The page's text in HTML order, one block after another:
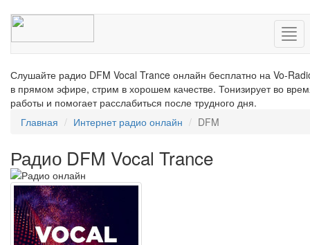
Слушайте радио DFM Vocal Trance онлайн бесплатно на Vo-
в прямом эфире, стрим в хорошем качестве. Тонизирует во
работы и помогает расслабиться после трудного дня.
Главная
Интернет радио онлайн DFM
Радио DFM Vocal Trance